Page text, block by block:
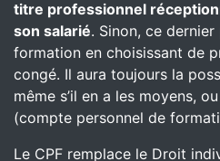
titre professionnel
son salarié. Sinon, ce
formation en choisissant de
congé. Il aura toujours la
même s’il en a les moyens,
(compte personnel de
Le CPF remplace le Droit